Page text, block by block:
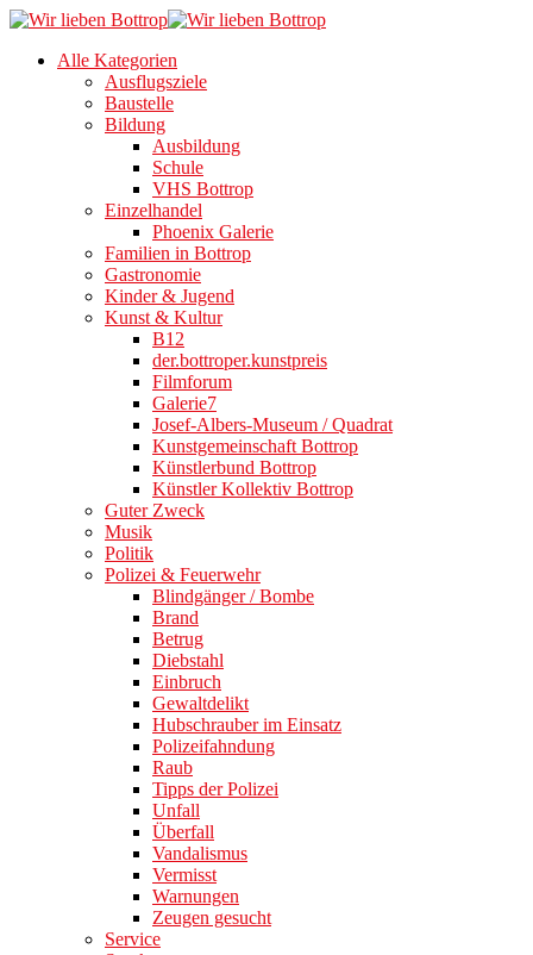
Alle Kategorien
Ausflugsziele
Baustelle
Bildung
Ausbildung
Schule
VHS Bottrop
Einzelhandel
Phoenix Galerie
Familien in Bottrop
Gastronomie
Kinder & Jugend
Kunst & Kultur
B12
der.bottroper.kunstpreis
Filmforum
Galerie7
Josef-Albers-Museum / Quadrat
Kunstgemeinschaft Bottrop
Künstlerbund Bottrop
Künstler Kollektiv Bottrop
Guter Zweck
Musik
Politik
Polizei & Feuerwehr
Blindgänger / Bombe
Brand
Betrug
Diebstahl
Einbruch
Gewaltdelikt
Hubschrauber im Einsatz
Polizeifahndung
Raub
Tipps der Polizei
Unfall
Überfall
Vandalismus
Vermisst
Warnungen
Zeugen gesucht
Service